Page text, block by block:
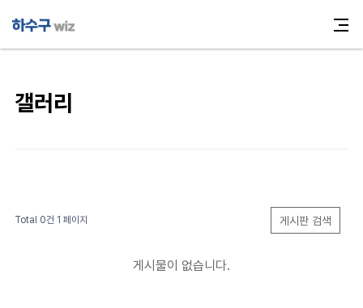
갤러리
Total 0건 1 페이지 게시판 검색
게시물이 없습니다.